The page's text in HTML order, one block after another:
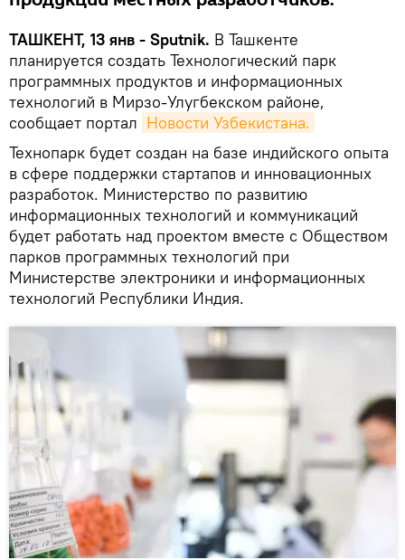
ТАШКЕНТ, 13 янв - Sputnik. В Ташкенте
планируется создать Технологический парк
программных продуктов и информационных
технологий в Мирзо-Улугбекском районе,
сообщает портал Новости Узбекистана.
Технопарк будет создан на базе индийского опыта
в сфере поддержки стартапов и инновационных
разработок. Министерство по развитию
информационных технологий и коммуникаций
будет работать над проектом вместе с Обществом
парков программных технологий при
Министерстве электроники и информационных
технологий Республики Индия.